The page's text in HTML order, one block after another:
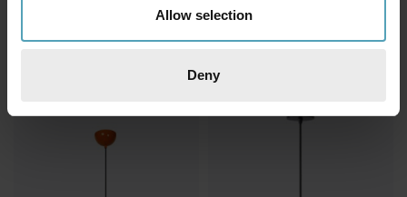
Allow selection
Deny
Rek. 599 kr